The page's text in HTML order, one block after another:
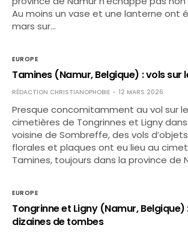
Au moins un vase et une lanterne ont
mars sur…
EUROPE
Tamines (Namur, Belgique) : vols sur
RÉDACTION CHRISTIANOPHOBIE 12 MARS 2026
Presque concomitamment au vol sur
cimetières de Tongrinnes et Ligny
voisine de Sombreffe, des vols
florales et plaques ont eu lieu au
Tamines, toujours dans la province de
EUROPE
Tongrinne et Ligny (Namur, Belgique)
dizaines de tombes